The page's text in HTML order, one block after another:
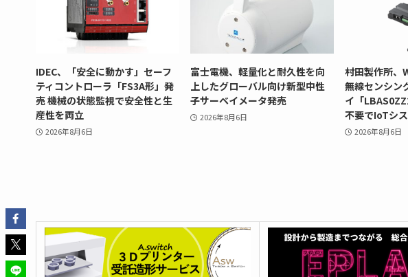
IDEC、「安全に動かす」セーフ
ティコントローラ「FS3A形」発
売 機械の状態監視で安全性と生
産性を両立
2026年8月6日
富士電機、軽量化と耐久性を向
上したグローバル向け新型中性
子サーベイメータ発売
2026年8月6日
村田製作所、
無線センシン
イ「
不要でIoTシ
2026年8月6日